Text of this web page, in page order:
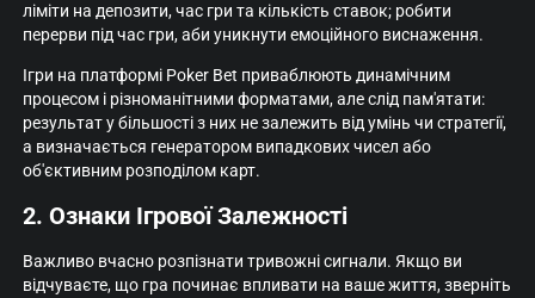
ліміти на депозити, час гри та кількість ставок; робити
перерви під час гри, аби уникнути емоційного виснаження.
Ігри на платформі Poker Bet приваблюють динамічним
процесом і різноманітними форматами, але слід пам'ятати:
результат у більшості з них не залежить від умінь чи стратегії,
а визначається генератором випадкових чисел або
об'єктивним розподілом карт.
2. Ознаки Ігрової Залежності
Важливо вчасно розпізнати тривожні сигнали. Якщо ви
відчуваєте, що гра починає впливати на ваше життя, зверніть